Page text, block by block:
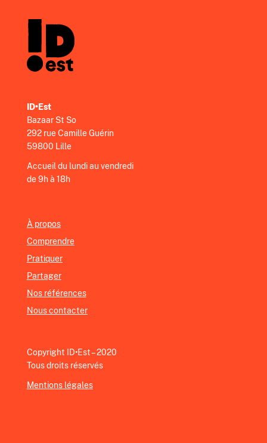
ID•Est
Bazaar St So
292 rue Camille Guérin
59800 Lille
Accueil du lundi au vendredi
de 9h à 18h
À propos
Comprendre
Pratiquer
Partager
Nos références
Nous contacter
Copyright ID•Est – 2020
Tous droits réservés
Mentions légales